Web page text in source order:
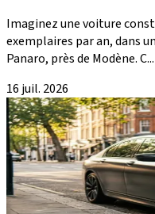
Imaginez une voiture
exemplaires par an, dans
Panaro, près de Modène. C...
16 juil. 2026